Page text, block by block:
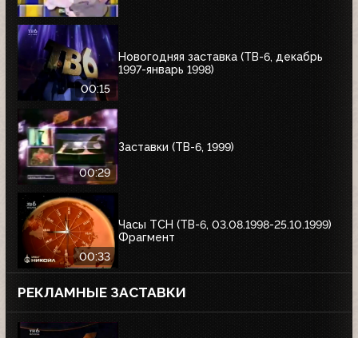
00:15
Новогодняя заставка (ТВ-6, декабрь
1997-январь 1998)
00:29
Заставки (ТВ-6, 1999)
00:33
Часы ТСН (ТВ-6, 03.08.1998-25.10.1999)
Фрагмент
РЕКЛАМНЫЕ ЗАСТАВКИ